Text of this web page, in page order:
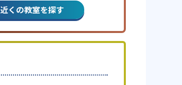
近くの教室を探す